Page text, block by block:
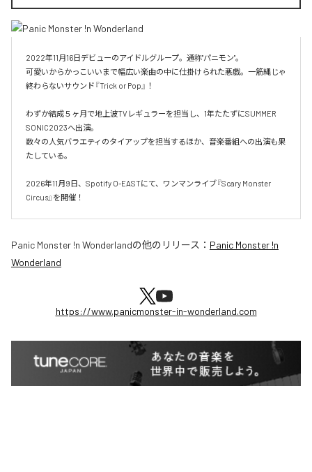
2022年11月16日デビューのアイドルグループ。通称"パニモン"。
可愛いからかっこいいまで幅広い楽曲の中に仕掛けられた悪戯。一筋縄じゃ
終わらないサウンド『Trick or Pop』！
わずか結成５ヶ月で地上波TVレギュラーを担当し、1年たたずにSUMMER
SONIC2023へ出演。
数々の人気バラエティのタイアップを担当するほか、音楽番組への出演も果
たしている。
2026年11月9日、Spotify O-EASTにて、ワンマンライブ『Scary Monster
Circus』を開催！
Panic Monster !n Wonderlandの他のリリース： Panic Monster !n
Wonderland
https://www.panicmonster-in-wonderland.com